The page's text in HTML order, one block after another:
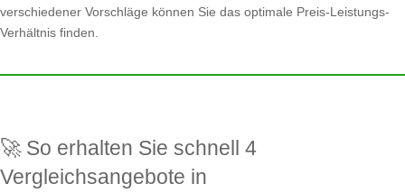
verschiedener Vorschläge können Sie das optimale Preis-Leistungs-
Verhältnis finden.
🚀 So erhalten Sie schnell 4
Vergleichsangebote in